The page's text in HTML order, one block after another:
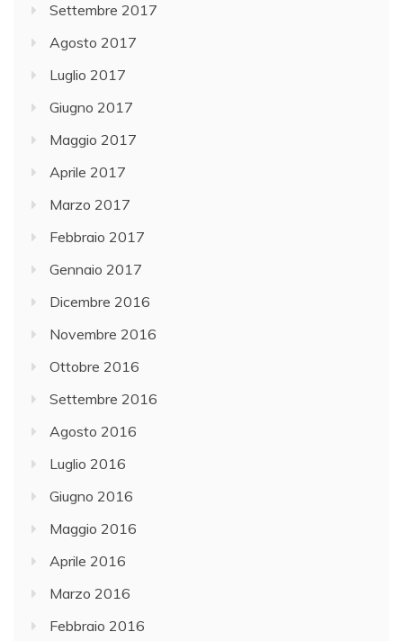
Settembre 2017
Agosto 2017
Luglio 2017
Giugno 2017
Maggio 2017
Aprile 2017
Marzo 2017
Febbraio 2017
Gennaio 2017
Dicembre 2016
Novembre 2016
Ottobre 2016
Settembre 2016
Agosto 2016
Luglio 2016
Giugno 2016
Maggio 2016
Aprile 2016
Marzo 2016
Febbraio 2016